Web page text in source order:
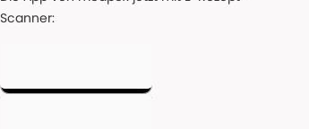
Scanner: